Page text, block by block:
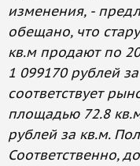
изменения, -
обещано, что
кв.м продают по
1 099170 рублей
соответствует
площадью 72.8
рублей за кв.м.
Соответственно,